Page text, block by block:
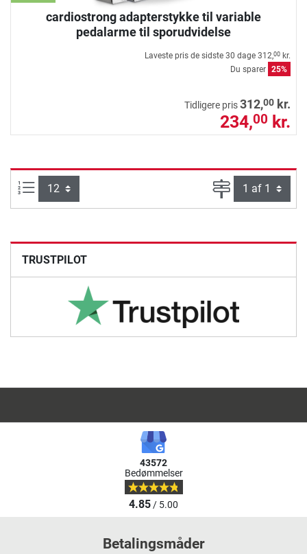
cardiostrong adapterstykke til variable
pedalarme til sporudvidelse
Laveste pris de sidste 30 dage 312,00 kr.
Du sparer 25%
Tidligere pris312,00 kr.
234,00 kr.
Artikel pr. side: Side
TRUSTPILOT
43572
Bedømmelser
4.85/ 5.00
Betalingsmåder